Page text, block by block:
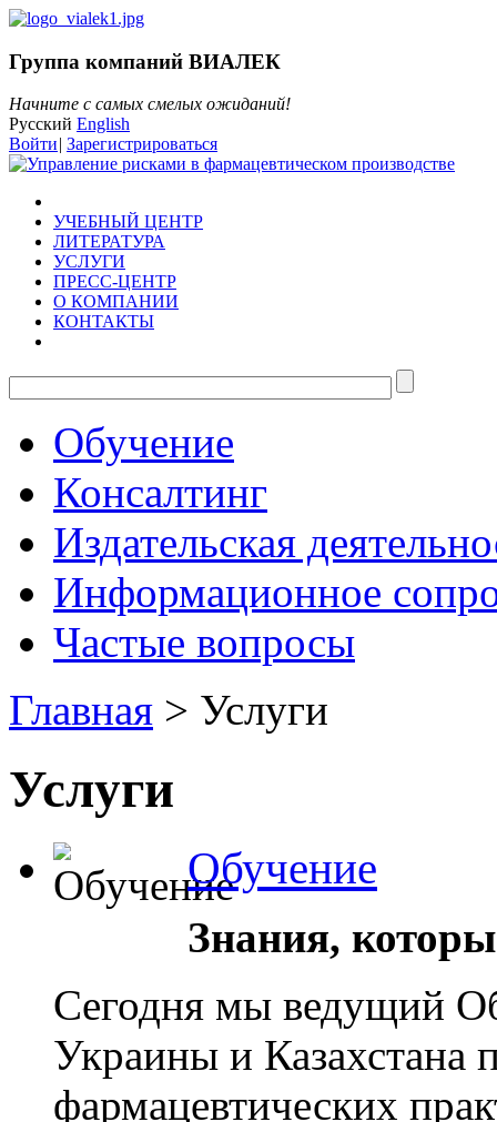
Группа компаний ВИАЛЕК
Начните с самых смелых ожиданий!
Русский English
Войти| Зарегистрироваться
УЧЕБНЫЙ ЦЕНТР
ЛИТЕРАТУРА
УСЛУГИ
ПРЕСС-ЦЕНТР
О КОМПАНИИ
КОНТАКТЫ
Обучение
Консалтинг
Издательская
Информационное
Частые вопросы
Главная > Услуги
Услуги
Обучение
Знания,
Сегодня мы ведущий
Украины и Казахстана
фармацевтических